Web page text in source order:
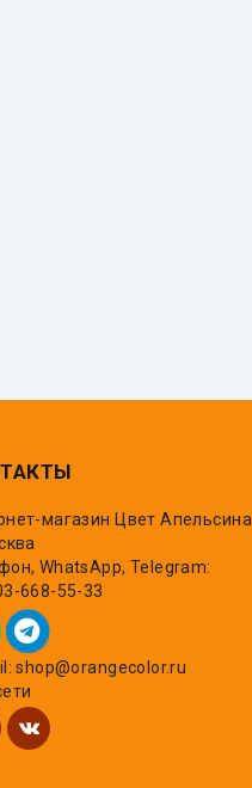
магазин Цвет Апельсина
WhatsApp, Telegram:
668-55-33
shop@orangecolor.ru